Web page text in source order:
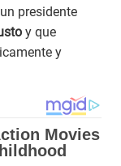
presidente
y que
y